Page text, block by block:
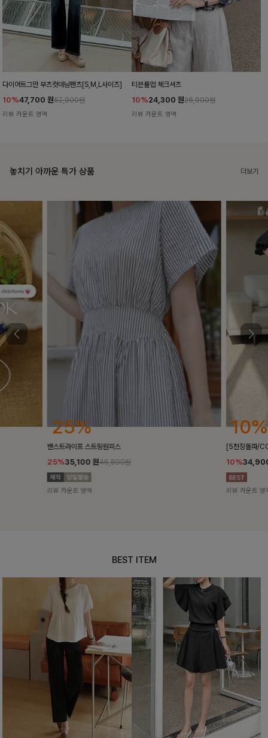
다이어트그만 부츠컷데님팬츠[S,M,L사이즈]
10%47,700 원52,900원
리뷰 카운트 영역
티븐롤업 체크셔츠
10%24,300 원26,900원
리뷰 카운트 영역
놓치기 아까운 특가 상품 더보기
10%
[5천장돌파/COOL]멜틴 퍼프블라우스
10%34,900원38,700원
리뷰 카운트 영역
18%
켄픈배색 스트
18%
리뷰 카운트 영
BEST ITEM